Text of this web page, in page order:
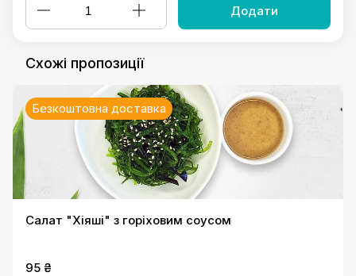
Додати
Схожі пропозиції
Безкоштовна доставка
Салат "Хіяші" з горіховим соусом
95 ₴